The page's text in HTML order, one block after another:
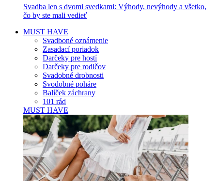
Svadba len s dvomi svedkami: Výhody, nevýhody a všetko,
čo by ste mali vedieť
MUST HAVE
Svadboné oznámenie
Zasadací poriadok
Darčeky pre hostí
Darčeky pre rodičov
Svadobné drobnosti
Svodobné poháre
Balíček záchrany
101 rád
MUST HAVE